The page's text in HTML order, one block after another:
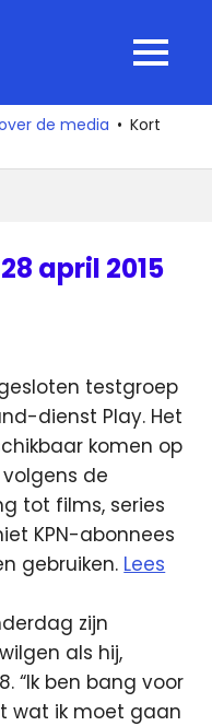
MENU
de media
Kort
april 2015
testgroep
dienst Play. Het
komen op
de
tot films, series
KPN-abonnees
gebruiken. Lees
zijn
als hij,
“Ik ben bang voor
wat ik moet gaan